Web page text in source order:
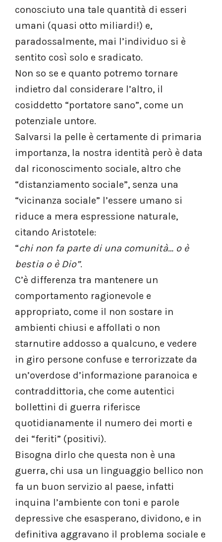
conosciuto una tale quantità di esseri
umani (quasi otto miliardi!) e,
paradossalmente, mai l’individuo si è
sentito così solo e sradicato.
Non so se e quanto potremo tornare
indietro dal considerare l’altro, il
cosiddetto “portatore sano”, come un
potenziale untore.
Salvarsi la pelle è certamente di primaria
importanza, la nostra identità però è data
dal riconoscimento sociale, altro che
“distanziamento sociale”, senza una
“vicinanza sociale” l’essere umano si
riduce a mera espressione naturale,
citando Aristotele:
“chi non fa parte di una comunità… o è
bestia o è Dio”.
C’è differenza tra mantenere un
comportamento ragionevole e
appropriato, come il non sostare in
ambienti chiusi e affollati o non
starnutire addosso a qualcuno, e vedere
in giro persone confuse e terrorizzate da
un’overdose d’informazione paranoica e
contraddittoria, che come autentici
bollettini di guerra riferisce
quotidianamente il numero dei morti e
dei “feriti” (positivi).
Bisogna dirlo che questa non è una
guerra, chi usa un linguaggio bellico non
fa un buon servizio al paese, infatti
inquina l’ambiente con toni e parole
depressive che esasperano, dividono, e in
definitiva aggravano il problema sociale e